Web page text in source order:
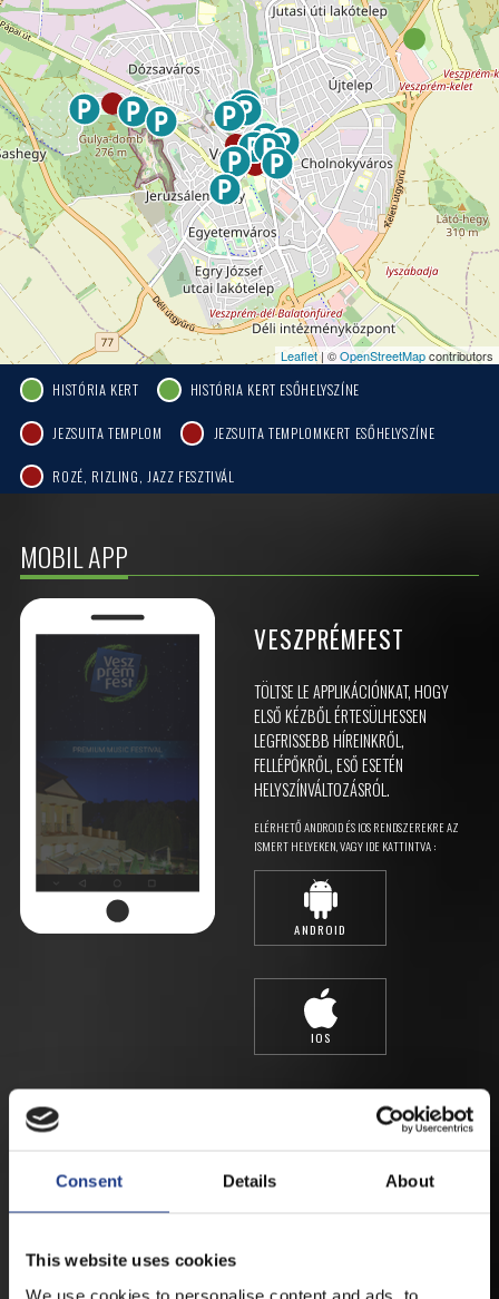
Consent Details About
This website uses cookies
We use cookies to personalise content and ads, to
Leaflet| ©OpenStreetMapcontributors
HISTÓRIA KERT HISTÓRIA KERT ESŐHELYSZÍNE
JEZSUITA TEMPLOM JEZSUITA TEMPLOMKERT ESŐHELYSZÍNE
ROZÉ, RIZLING, JAZZ FESZTIVÁL
JEGYEK
VEGYE MEG JEGYÉT ONLINE!
MOBIL APP
VESZPRÉMFEST
TÖLTSE LE APPLIKÁCIÓNKAT, HOGY
ELSŐ KÉZBŐL ÉRTESÜLHESSEN
LEGFRISSEBB HÍREINKRŐL,
FELLÉPŐKRŐL, ESŐ ESETÉN
HELYSZÍNVÁLTOZÁSRÓL.
ELÉRHETŐ ANDROID ÉS IOS RENDSZEREKRE AZ
ISMERT HELYEKEN, VAGY IDE KATTINTVA :
ANDROID
IOS